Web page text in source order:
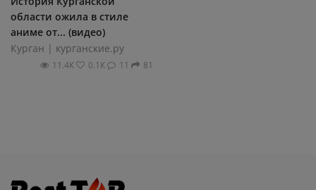
области ожила в стиле
аниме от... (видео)
Курган | курганские.ру
11.4К 0.1К 11 81